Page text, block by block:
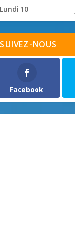
Lundi 10
SUIVEZ-NOUS
Facebook